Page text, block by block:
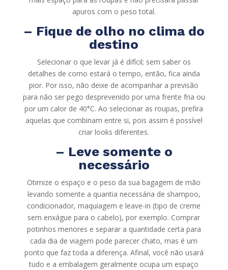
apuros com o peso total.
– Fique de olho no clima do
destino
Selecionar o que levar já é difícil; sem saber os
detalhes de como estará o tempo, então, fica ainda
pior. Por isso, não deixe de acompanhar a previsão
para não ser pego desprevenido por uma frente fria ou
por um calor de 40°C. Ao selecionar as roupas, prefira
aquelas que combinam entre si, pois assim é possível
criar looks diferentes.
– Leve somente o
necessário
Otimize o espaço e o peso da sua bagagem de mão
levando somente a quantia necessária de shampoo,
condicionador, maquiagem e leave-in (tipo de creme
sem enxágue para o cabelo), por exemplo. Comprar
potinhos menores e separar a quantidade certa para
cada dia de viagem pode parecer chato, mas é um
ponto que faz toda a diferença. Afinal, você não usará
tudo e a embalagem geralmente ocupa um espaço